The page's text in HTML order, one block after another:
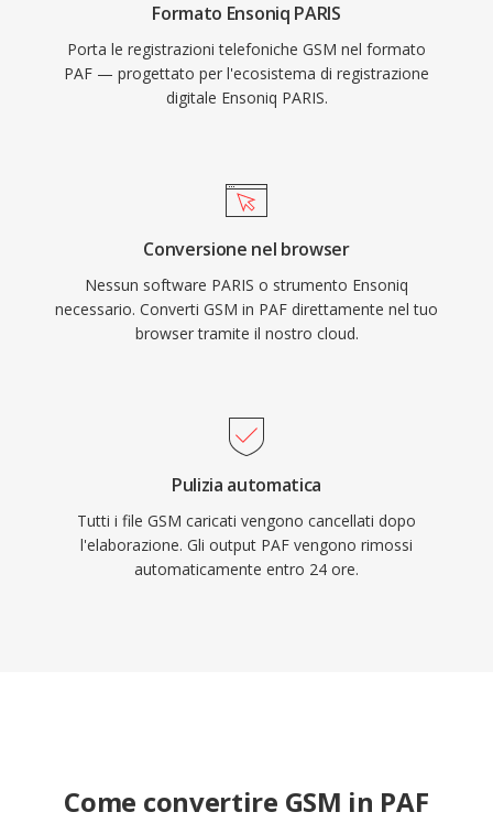
Formato Ensoniq PARIS
Porta le registrazioni telefoniche GSM nel formato
PAF — progettato per l'ecosistema di registrazione
digitale Ensoniq PARIS.
Conversione nel browser
Nessun software PARIS o strumento Ensoniq
necessario. Converti GSM in PAF direttamente nel tuo
browser tramite il nostro cloud.
Pulizia automatica
Tutti i file GSM caricati vengono cancellati dopo
l'elaborazione. Gli output PAF vengono rimossi
automaticamente entro 24 ore.
Come convertire GSM in PAF